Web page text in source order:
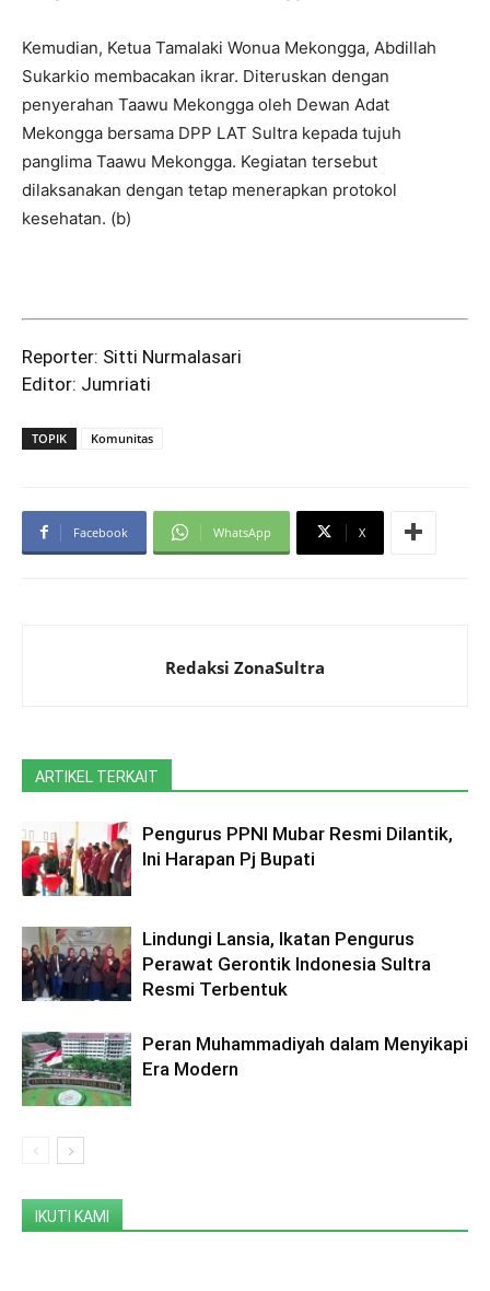
Kemudian, Ketua Tamalaki Wonua Mekongga, Abdillah
Sukarkio membacakan ikrar. Diteruskan dengan
penyerahan Taawu Mekongga oleh Dewan Adat
Mekongga bersama DPP LAT Sultra kepada tujuh
panglima Taawu Mekongga. Kegiatan tersebut
dilaksanakan dengan tetap menerapkan protokol
kesehatan. (b)
Reporter: Sitti Nurmalasari
Editor: Jumriati
TOPIK Komunitas
Facebook WhatsApp X
Redaksi ZonaSultra
ARTIKEL TERKAIT
Pengurus PPNI Mubar Resmi Dilantik,
Ini Harapan Pj Bupati
Lindungi Lansia, Ikatan Pengurus
Perawat Gerontik Indonesia Sultra
Resmi Terbentuk
Peran Muhammadiyah dalam Menyikapi
Era Modern
IKUTI KAMI